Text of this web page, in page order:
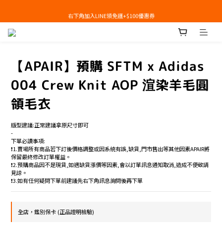
即日起，預購商品可提供部分訂金後尾款貨到付款(需協助請洽官line:@apair)
【APAIR】預購 SFTM x Adidas
004 Crew Knit AOP 渲染羊毛圓
領毛衣
版型建議:正常建議拿原尺寸即可
-
下單必讀事項:
❗️1.賣場所有商品若下訂後價格調整或因系統有誤,缺貨,門市售出等其他因素APAIR將
保留最終修改訂單權益。
❗️2.預購商品因不是現貨,如遇缺貨漲價等因素,會以訂單訊息通知取消,造成不便敬請
見諒。
❗️3.如有任何疑問下單前建議先右下角訊息詢問後再下單
全店，鑑別保卡 (正品證明檢驗)